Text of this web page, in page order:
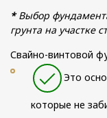
*Выбор
грунта на участке
Свайно-винтовой
Это
которые не